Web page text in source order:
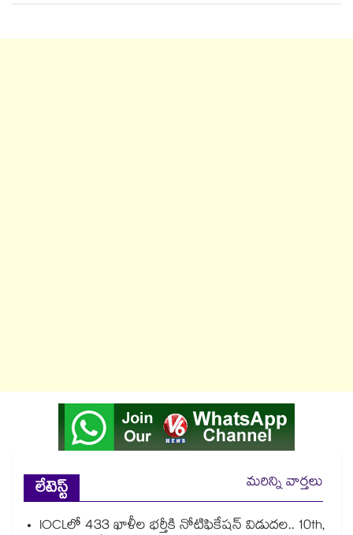
లేటెస్ట్
మరిన్ని వార్తలు
IOCLలో 433 ఖాళీల భర్తీకి నోటిఫికేషన్ విడుదల.. 10th,